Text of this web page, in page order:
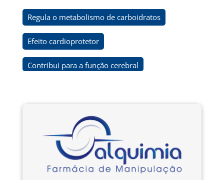
Regula o metabolismo de carboidratos
Efeito cardioprotetor
Contribui para a função cerebral